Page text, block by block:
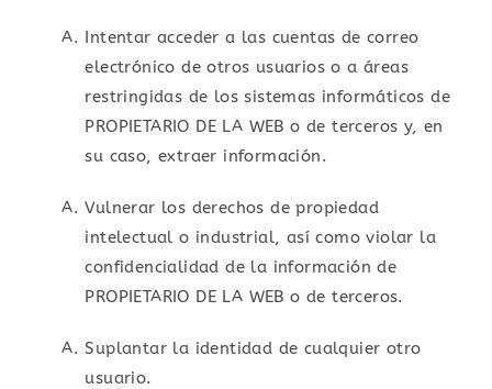
Intentar acceder a las cuentas de correo
electrónico de otros usuarios o a áreas
restringidas de los sistemas informáticos de
PROPIETARIO DE LA WEB o de terceros y, en
su caso, extraer información.
Vulnerar los derechos de propiedad
intelectual o industrial, así como violar la
confidencialidad de la información de
PROPIETARIO DE LA WEB o de terceros.
Suplantar la identidad de cualquier otro
usuario.